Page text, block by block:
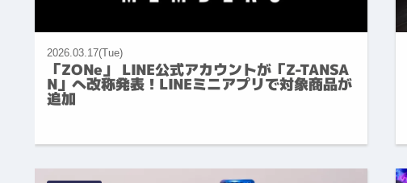
2026.03.17(Tue)
「ZONe」 LINE公式アカウントが「Z-TANSA
N」へ改称発表！LINEミニアプリで対象商品が
追加